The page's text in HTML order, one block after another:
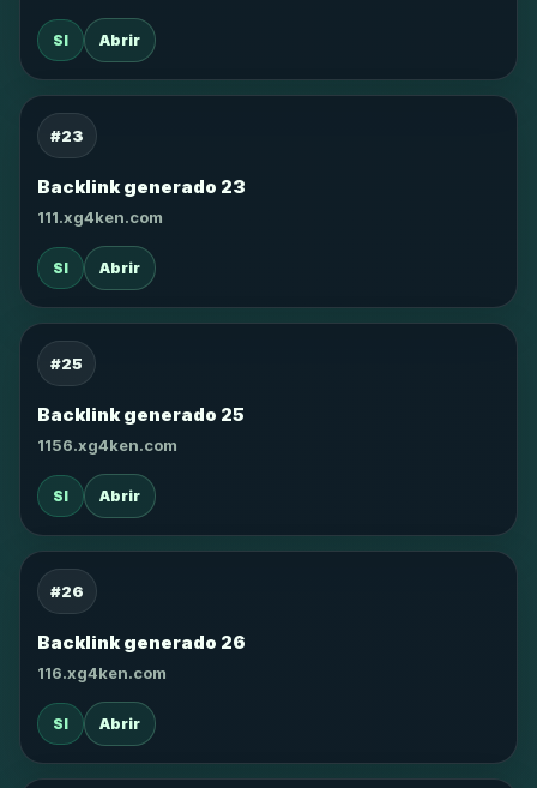
SI Abrir
#23
Backlink generado 23
111.xg4ken.com
SI Abrir
#25
Backlink generado 25
1156.xg4ken.com
SI Abrir
#26
Backlink generado 26
116.xg4ken.com
SI Abrir